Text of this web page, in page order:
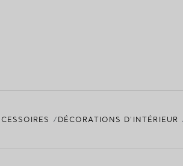
DÉCORATIONS D'INTÉRIEUR